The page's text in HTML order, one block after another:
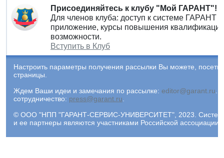
Присоединяйтесь к клубу "Мой ГАРАНТ"!
Для членов клуба: доступ к системе ГАРАНТ
приложение, курсы повышения
возможности.
Вступить в Клуб
Настроить параметры получения рассылки Вы можете,
страницы.
Ждем Ваши идеи и замечания по рассылке: editor@garant.ru
сотрудничество: press@garant.ru
© ООО "НПП "ГАРАНТ-СЕРВИС-УНИВЕРСИТЕТ", 2023. Система
и ее партнеры являются участниками Российской